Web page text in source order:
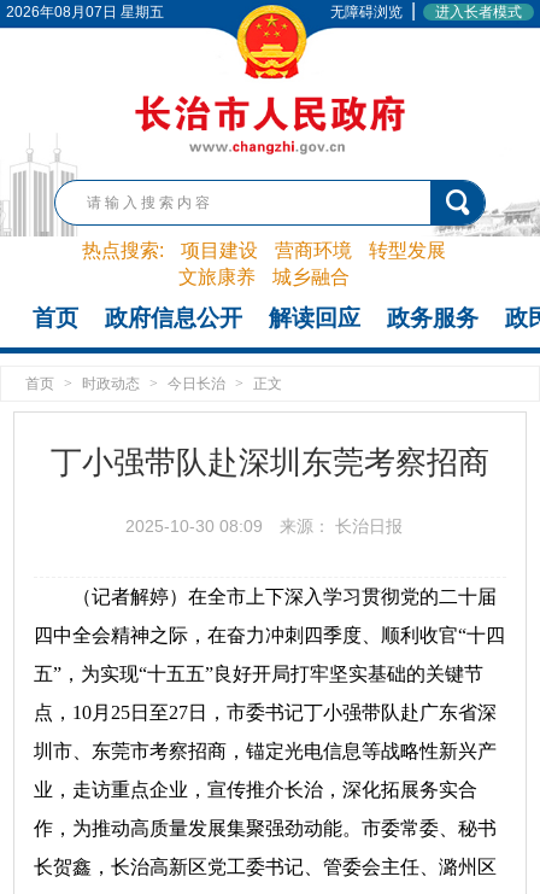
2026年08月07日 星期五 无障碍浏览 进入长者模式
热点搜索: 项目建设 营商环境
转型发展
文旅康养
城乡融合
首页 政府信息公开 解读回应 政务服务 政
首页 > 时政动态 > 今日长治 > 正文
丁小强带队赴深圳东莞考察招商
2025-10-30 08:09 来源： 长治日报
（记者解婷）在全市上下深入学习贯彻党的二十届
四中全会精神之际，在奋力冲刺四季度、顺利收官“十四
五”，为实现“十五五”良好开局打牢坚实基础的关键节
点，10月25日至27日，市委书记丁小强带队赴广东省深
圳市、东莞市考察招商，锚定光电信息等战略性新兴产
业，走访重点企业，宣传推介长治，深化拓展务实合
作，为推动高质量发展集聚强劲动能。市委常委、秘书
长贺鑫，长治高新区党工委书记、管委会主任、潞州区